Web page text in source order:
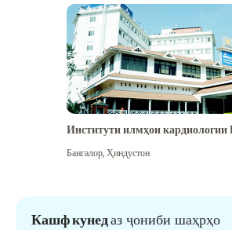
Институти илмҳои
Бангалор,Ҳиндустон
Кашф кунедаз ҷониби шаҳрҳо